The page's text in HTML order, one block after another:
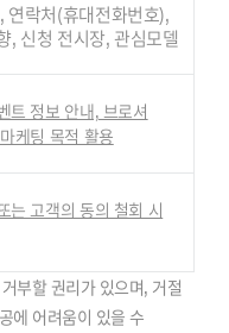
연락처(휴대전화번호),
, 신청 전시장, 관심모델
트 정보 안내, 브로셔
케팅 목적 활용
는 고객의 동의 철회 시
부할 권리가 있으며, 거절
에 어려움이 있을 수